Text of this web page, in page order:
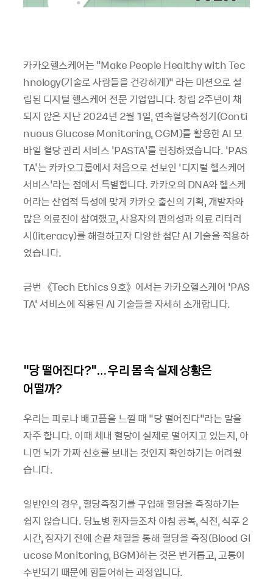
카카오헬스케어는 "Make People Healthy with Tec
hnology(기술로 사람들을 건강하게)” 라는 미션으로 설
립된 디지털 헬스케어 전문 기업입니다. 창립 2주년이 채
되지 않은 지난 2024년 2월 1일, 연속혈당측정기(Conti
nuous Glucose Monitoring, CGM)를 활용한 AI 모
바일 혈당 관리 서비스 'PASTA'를 런칭하였습니다. 'PAS
TA'는 카카오그룹에서 처음으로 선보인 ‘디지털 헬스케어
서비스'라는 점에서 특별합니다. 카카오의 DNA와 헬스케
어라는 산업적 특성에 맞게 카카오 출신의 기획, 개발자와
많은 의료진이 참여했고, 사용자의 편의성과 의료 리터러
시(literacy)를 해결하고자 다양한 첨단 AI 기술을 적용하
였습니다.
금번 《Tech Ethics 9호》에서는 카카오헬스케어 'PAS
TA' 서비스에 적용된 AI 기술들을 자세히 소개합니다.
“당 떨어진다?”… 우리 몸 속 실제 상황은
어떨까?
우리는 피로나 배고픔을 느낄 때 “당 떨어진다”라는 말을
자주 합니다. 이때 체내 혈당이 실제로 떨어지고 있는지, 아
니면 뇌가 가짜 신호를 보내는 것인지 확인하기는 어려웠
습니다.
일반인의 경우, 혈당측정기를 구입해 혈당을 측정하기는
쉽지 않습니다. 당뇨병 환자들조차 아침 공복, 식전, 식후 2
시간, 잠자기 전에 손끝 채혈을 통해 혈당을 측정(Blood Gl
ucose Monitoring, BGM)하는 것은 번거롭고, 고통이
수반되기 때문에 힘들어하는 과정입니다.